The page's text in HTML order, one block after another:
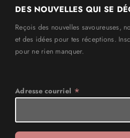
DES NOUVELLES QUI SE
Reçois des nouvelles savoureuses,
et des idées pour tes réceptions.
pour ne rien manquer.
Adresse courriel *